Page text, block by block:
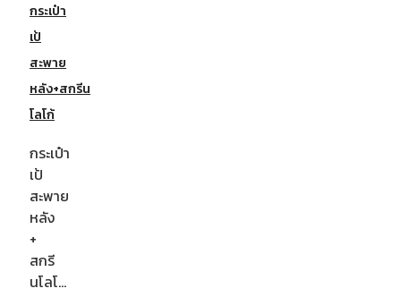
กระเป๋า
เป้
สะพาย
หลัง+สกรีน
โลโก้
กระเป๋า
เป้
สะพาย
หลัง
+
สกรี
นโลโ…